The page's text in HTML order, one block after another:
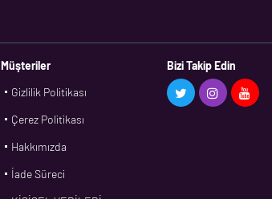
Müşteriler
Gizlilik Politikası
Çerez Politikası
Hakkımızda
İade Süreci
Bizi Takip Edin